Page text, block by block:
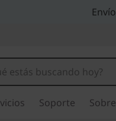
Soporte